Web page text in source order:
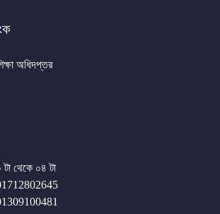
অধিদপ্তর
থেকে ০৪ টা
01712802645
01309100481